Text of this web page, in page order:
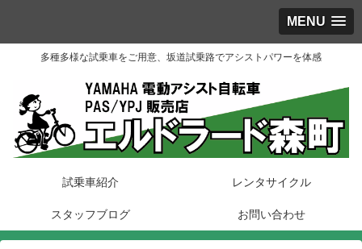
MENU
多種多様な試乗車をご用意、坂道試乗路でアシストパワーを体感
試乗車紹介 レンタサイクル
スタッフブログ お問い合わせ